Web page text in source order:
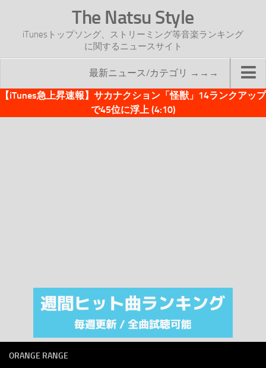
The Natsu Style
iTunesトップソング、ストリーミング等音楽ランキング
に関するニュースサイト
最新ニュース/カテゴリ →→→
TOP
注目カテゴリ
オリジナルiTunes週間トップソング
【iTunes急上昇速報】サカナクション「怪獣」14ランクアップ
で45位に浮上 (4:10)
ORANGE RANGE